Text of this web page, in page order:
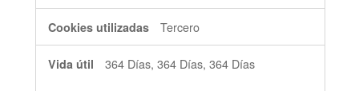
Tercero
364 Días, 364 Días, 364 Días